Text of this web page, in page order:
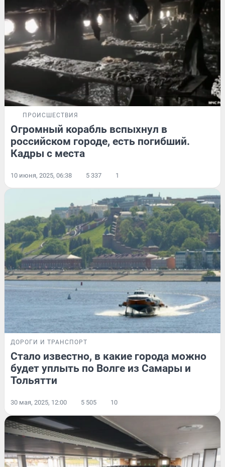
ПРОИСШЕСТВИЯ
Огромный корабль вспыхнул в
российском городе, есть погибший.
Кадры с места
10 июня, 2025, 06:38 5 337 1
ДОРОГИ И ТРАНСПОРТ
Стало известно, в какие города можно
будет уплыть по Волге из Самары и
Тольятти
30 мая, 2025, 12:00 5 505 10